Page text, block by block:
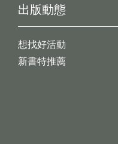
出版動態
想找好活動
新書特推薦